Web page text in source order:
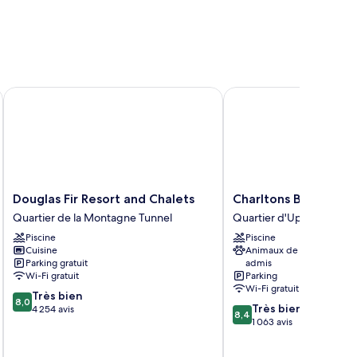
Douglas
Fir
Resort
and
Chalets
Quartier
de
la
Montagne
Douglas Fir Resort and Chalets
Quartier de la Montagne Tunnel
Piscine
Cuisine
Parking gratuit
Wi-Fi gratuit
8.0
sur
8,0 Très bien
4 254 avis
Douglas Fir Resort and Chalets
Charltons
Banff
Quartier
d'Uptown
Charltons Banff
Quartier d'Uptown
Piscine
Animaux de compagnie
admis
Parking
Wi-Fi gratuit
8.4
sur
8,4 Très bien
1 063 avis
Charltons Banff